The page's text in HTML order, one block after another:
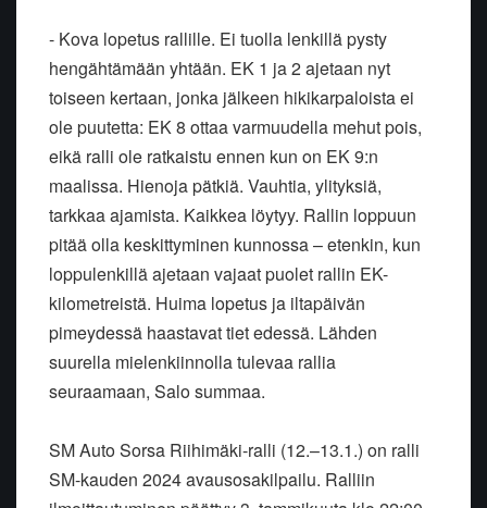
- Kova lopetus rallille. Ei tuolla lenkillä pysty
hengähtämään yhtään. EK 1 ja 2 ajetaan nyt
toiseen kertaan, jonka jälkeen hikikarpaloista ei
ole puutetta: EK 8 ottaa varmuudella mehut pois,
eikä ralli ole ratkaistu ennen kun on EK 9:n
maalissa. Hienoja pätkiä. Vauhtia, ylityksiä,
tarkkaa ajamista. Kaikkea löytyy. Rallin loppuun
pitää olla keskittyminen kunnossa – etenkin, kun
loppulenkillä ajetaan vajaat puolet rallin EK-
kilometreistä. Huima lopetus ja iltapäivän
pimeydessä haastavat tiet edessä. Lähden
suurella mielenkiinnolla tulevaa rallia
seuraamaan, Salo summaa.
SM Auto Sorsa Riihimäki-ralli (12.–13.1.) on ralli
SM-kauden 2024 avausosakilpailu. Ralliin